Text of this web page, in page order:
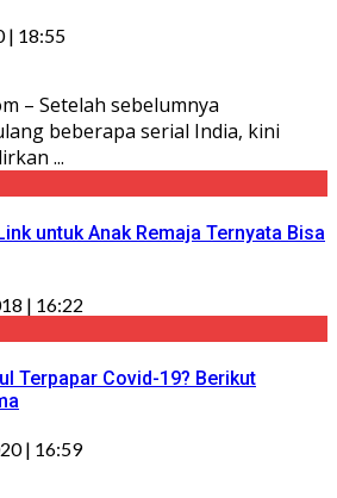
| 18:55
– Setelah sebelumnya
beberapa serial India, kini
...
untuk Anak Remaja Ternyata Bisa
| 16:22
Terpapar Covid-19? Berikut
| 16:59